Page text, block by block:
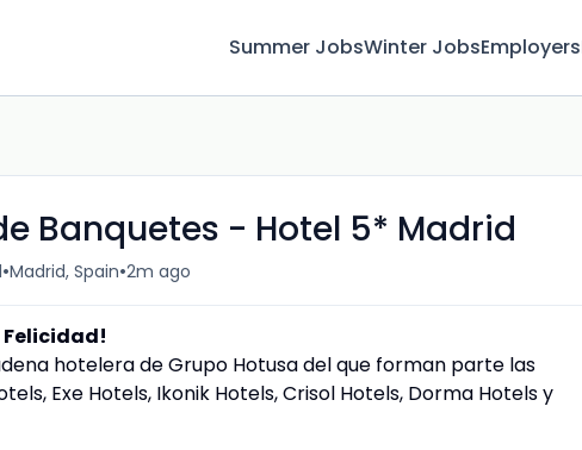
Summer JobsWinter JobsEmployers
Banquetes - Hotel 5* Madrid
•Madrid, Spain•2m ago
Felicidad!
hotelera de Grupo Hotusa del que forman parte las
Exe Hotels, Ikonik Hotels, Crisol Hotels, Dorma Hotels y